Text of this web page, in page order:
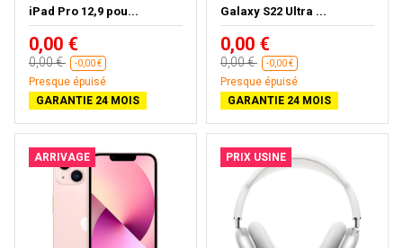
iPad Pro 12,9 pou...
0,00 €
0,00 € -0,00 €
Presque épuisé
GARANTIE 24 MOIS
Galaxy S22 Ultra ...
0,00 €
0,00 € -0,00 €
Presque épuisé
GARANTIE 24 MOIS
ARRIVAGE PRIX USINE